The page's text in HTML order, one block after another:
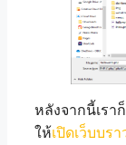
หลังจากนี้เรา
ให้เปิดเว็บบรา